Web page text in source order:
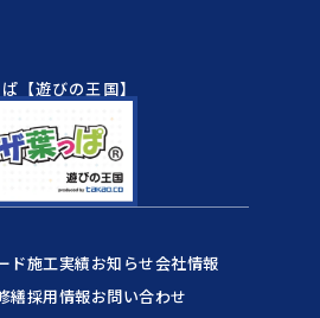
【遊びの王国】
ド施工実績お知らせ会社情報
繕採用情報お問い合わせ